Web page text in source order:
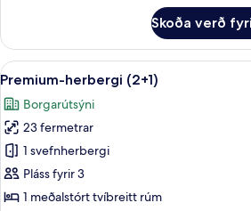
Family
Room
(3
+
3
Children)
Skoða verð
Skoða
allar
myndir
fyrir
Premium-
herbergi
(2+1)
9
Premium-herbergi (2+1)
Borgarútsýni
23 fermetrar
1 svefnherbergi
Pláss fyrir 3
1 meðalstórt tvíbreitt rúm